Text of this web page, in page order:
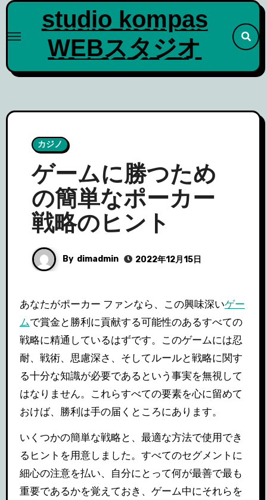
Skip
content
studio kompas
WEBスタジオ
カジノ
ゲームに勝つため
の簡単なポーカー
戦略のヒント
By dimadmin 2022年12月15日
あなたがポーカー ファンなら、この興味深いゲー
ムで賞金と勝利に貢献する可能性のあるすべての
戦略に精通しているはずです。このゲームには忍
耐、戦術、思慮深さ、そしてルールと戦略に関す
る十分な知識が必要であるという事実を無視して
はなりません。これらすべての要素を心に留めて
おけば、勝利は手の届くところにあります。
いくつかの簡単な戦略と、最適な方法で使用でき
るヒントを用意しました。すべてのセグメントに
細心の注意を払い、自分にとって何が最善で最も
重要であるかを覚えておき、ゲーム中にそれらを